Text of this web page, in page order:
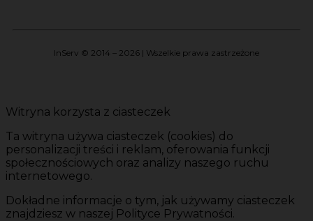
InServ © 2014 – 2026 | Wszelkie prawa zastrzeżone
Witryna korzysta z ciasteczek
Ta witryna używa ciasteczek (cookies) do
personalizacji treści i reklam, oferowania funkcji
społecznościowych oraz analizy naszego ruchu
internetowego.
Dokładne informacje o tym, jak używamy ciasteczek
znajdziesz w naszej Polityce Prywatności.